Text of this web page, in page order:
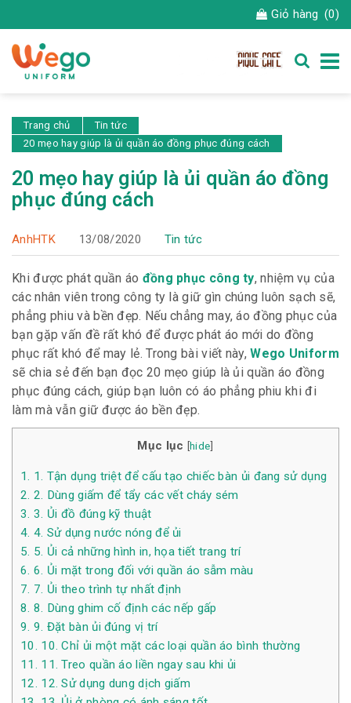
Giỏ hàng (0)
Trang chủ
Tin tức
20 mẹo hay giúp là ủi quần áo đồng phục đúng cách
20 mẹo hay giúp là ủi quần áo đồng
phục đúng cách
AnhHTK 13/08/2020 Tin tức
Khi được phát quần áo đồng phục công ty, nhiệm vụ của
các nhân viên trong công ty là giữ gìn chúng luôn sạch sẽ,
phẳng phiu và bền đẹp. Nếu chẳng may, áo đồng phục của
bạn gặp vấn đề rất khó để được phát áo mới do đồng
phục rất khó để may lẻ. Trong bài viết này,Wego Uniform
sẽ chia sẻ đến bạn đọc 20 mẹo giúp là ủi quần áo đồng
phục đúng cách, giúp bạn luôn có áo phẳng phiu khi đi
làm mà vẫn giữ được áo bền đẹp.
Mục lục [hide]
1. 1. Tận dụng triệt để cấu tạo chiếc bàn ủi đang sử dụng
2. 2. Dùng giấm để tẩy các vết cháy sém
3. 3. Ủi đồ đúng kỹ thuật
4. 4. Sử dụng nước nóng để ủi
5. 5. Ủi cả những hình in, họa tiết trang trí
6. 6. Ủi mặt trong đối với quần áo sẫm màu
7. 7. Ủi theo trình tự nhất định
8. 8. Dùng ghim cố định các nếp gấp
9. 9. Đặt bàn ủi đúng vị trí
10. 10. Chỉ ủi một mặt các loại quần áo bình thường
11. 11. Treo quần áo liền ngay sau khi ủi
12. 12. Sử dụng dung dịch giấm